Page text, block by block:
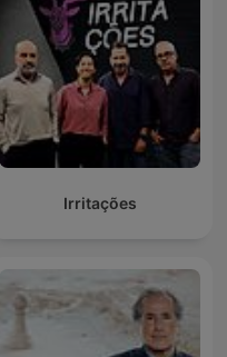
Irritações